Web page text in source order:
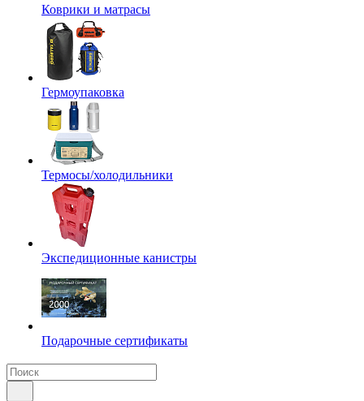
Коврики и матрасы
Гермоупаковка
Термосы/холодильники
Экспедиционные канистры
Подарочные сертификаты